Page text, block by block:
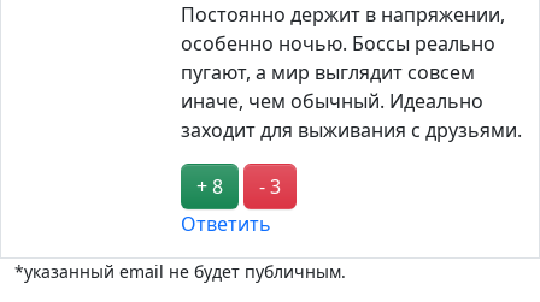
Постоянно держит в напряжении,
особенно ночью. Боссы реально
пугают, а мир выглядит совсем
иначе, чем обычный. Идеально
заходит для выживания с друзьями.
+ 8
- 3
Ответить
*указанный email не будет публичным.